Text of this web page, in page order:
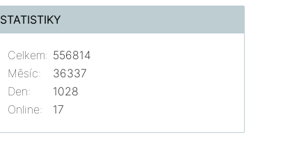
STATISTIKY
Online: 17
Celkem: 556814
Měsíc:
36337
Den:
1028